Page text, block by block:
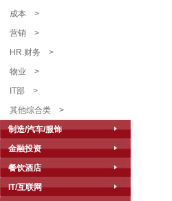
成本 >
营销 >
HR.财务 >
物业 >
IT部 >
其他综合类 >
制造/汽车/服饰
金融投资
餐饮酒店
IT/互联网